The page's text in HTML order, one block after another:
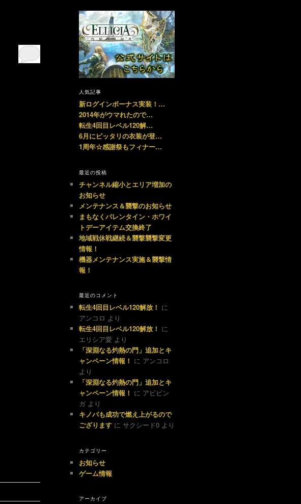
人気記事
新ログインボーナス実装！…
2014年がウマれたので…
転生4回目レベル120解…
6月にピッタリの衣装が登…
1周年☆感謝祭もフィナー…
最近の投稿
チャンネル縮小とエリア増加の
お知らせ
メンテナンス＆襲撃のお知らせ
まもなくバレンタイン・ホワイ
トデーアイテム交換終了
地域戦休戦継続＆襲撃襲撃変更
情報！
機器メンテナンス実施＆襲撃情
報！
最近のコメント
転生4回目レベル120解放！ に
アンコロ より
転生4回目レベル120解放！ に
エリシア愛 より
「深淵なる灼熱の門」追加とキ
ャンペーン情報！ に アンコロ
より
「深淵なる灼熱の門」追加とキ
ャンペーン情報！ に アビビン
ガ より
キノパも成功で燃え上がるので
ござります に サクシード0 より
カテゴリー
お知らせ
ゲーム情報
アーカイブ